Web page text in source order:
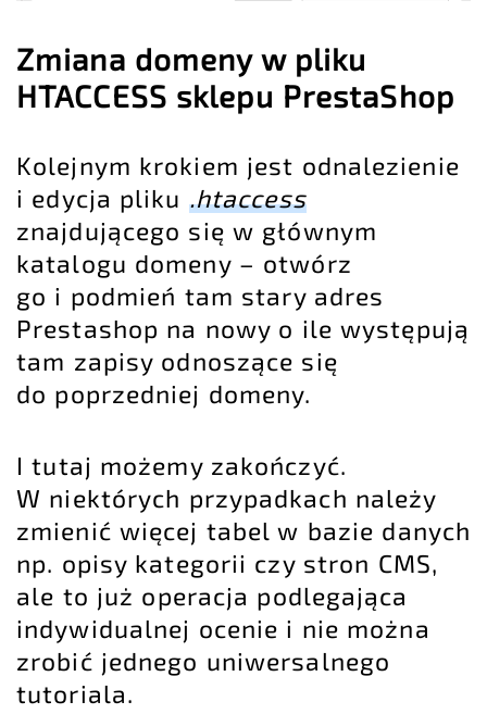
Zmiana domeny w pliku
HTACCESS sklepu PrestaShop
Kolejnym krokiem jest odnalezienie
i edycja pliku .htaccess
znajdującego się w głównym
katalogu domeny – otwórz
go i podmień tam stary adres
Prestashop na nowy o ile występują
tam zapisy odnoszące się
do poprzedniej domeny.
I tutaj możemy zakończyć.
W niektórych przypadkach należy
zmienić więcej tabel w bazie danych
np. opisy kategorii czy stron CMS,
ale to już operacja podlegająca
indywidualnej ocenie i nie można
zrobić jednego uniwersalnego
tutoriala.